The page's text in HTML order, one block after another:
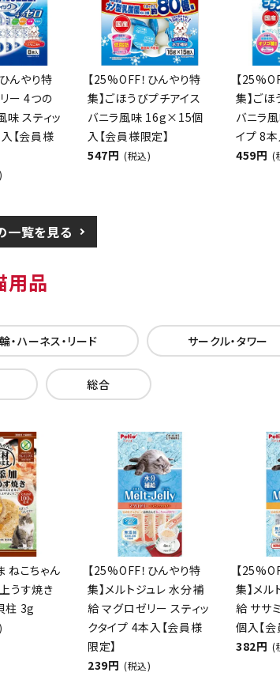
んやり特
ー 4つの
味 スティッ
【会員様
【25%OFF！ひんやり特
集】ごほうびプチアイス
バニラ風味 16g×15個
入【会員様限定】
547円 (税込)
【
集】ごほ
バニラ
イプ 8本
459円 (
一覧を見る
用品
・ハーネス・リード サークル・タワー
総合
ねこちゃん
うす焼き
柱 3g
【25%OFF！ひんやり特
集】メルトジュレ 水分補
給 マグロゼリー スティッ
クタイプ 4本入【会員様
限定】
239円 (税込)
【
集】メ
給 ササ
個入【会
382円 (